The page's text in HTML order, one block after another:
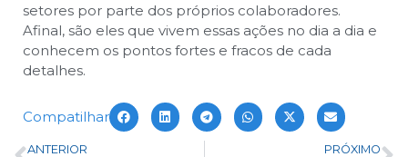
setores por parte dos próprios colaboradores.
Afinal, são eles que vivem essas ações no dia a dia e
conhecem os pontos fortes e fracos de cada
detalhes.
Compatilhar
ANTERIOR PRÓXIMO